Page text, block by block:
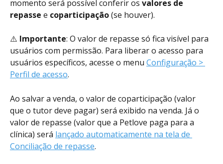
momento será possível conferir os valores de
repasse e coparticipação (se houver).
⚠️ Importante: O valor de repasse só fica visível para
usuários com permissão. Para liberar o acesso para
usuários específicos, acesse o menu Configuração >
Perfil de acesso.
Ao salvar a venda, o valor de coparticipação (valor
que o tutor deve pagar) será exibido na venda. Já o
valor de repasse (valor que a Petlove paga para a
clínica) será lançado automaticamente na tela de
Conciliação de repasse.